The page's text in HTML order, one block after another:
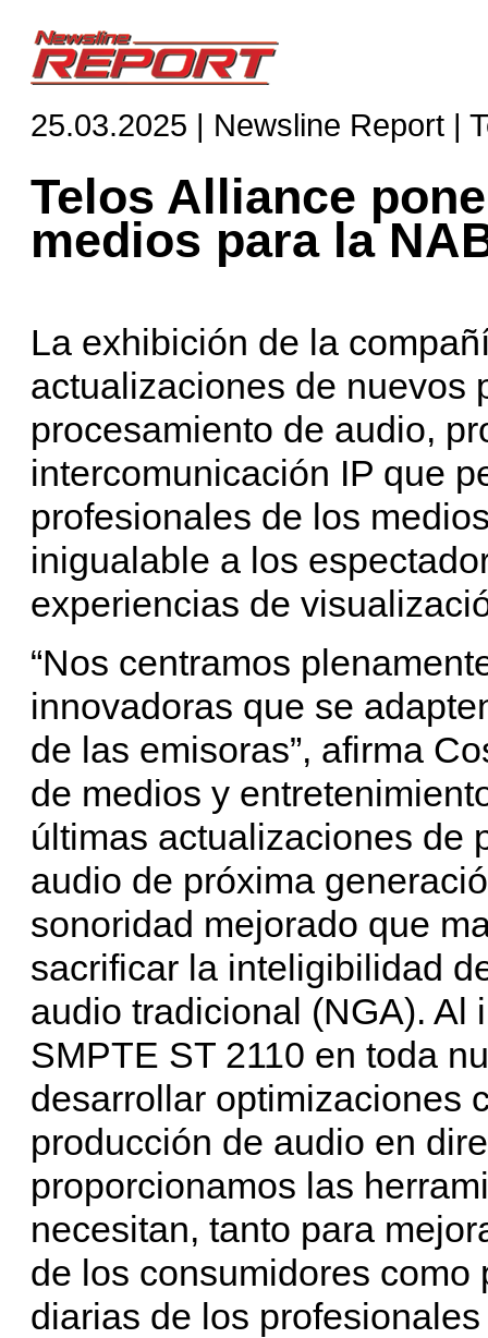
25.03.2025 | Newsline Report |
Telos Alliance
medios para la
La exhibición de la
actualizaciones de nuevos
procesamiento de audio,
intercomunicación IP que
profesionales de los
inigualable a los
experiencias de
“Nos centramos
innovadoras que se
de las emisoras”, afirma
de medios y
últimas actualizaciones de
audio de próxima
sonoridad mejorado que
sacrificar la inteligibilidad
audio tradicional (NGA). Al
SMPTE ST 2110 en toda
desarrollar optimizaciones
producción de audio en
proporcionamos las
necesitan, tanto para
de los consumidores
diarias de los